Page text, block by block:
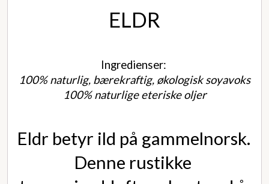
ELDR
Ingredienser:
100% naturlig, bærekraftig, økologisk soyavoks
100% naturlige eteriske oljer
Eldr betyr ild på gammelnorsk.
Denne rustikke